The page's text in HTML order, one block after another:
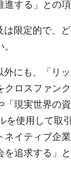
する」との項
は限定的で、
外にも、「リ
クロスファン
「現実世界の
を使用して取
ネイティブ企
を追求する」